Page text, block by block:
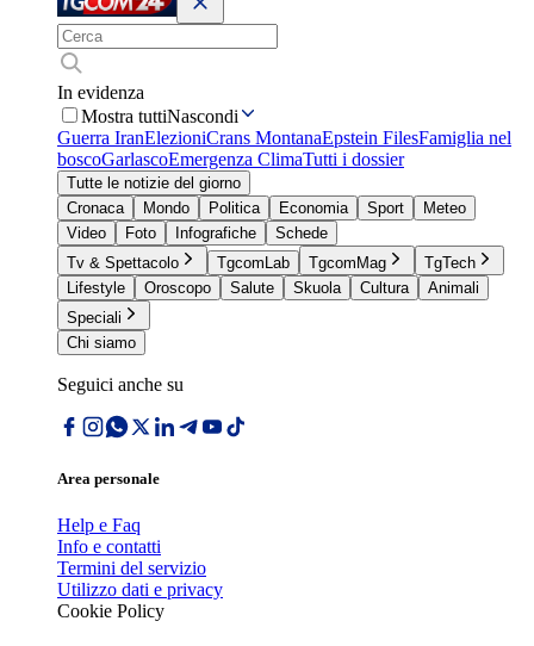
In evidenza
Mostra tuttiNascondi
Guerra IranElezioniCrans MontanaEpstein FilesFamiglia nel
boscoGarlascoEmergenza ClimaTutti i dossier
Tutte le notizie del giorno
Cronaca
Mondo Politica Economia Sport
Meteo
Video
Foto Infografiche
Schede
Tv & Spettacolo
TgcomLab TgcomMag
TgTech
Lifestyle
Oroscopo Salute Skuola Cultura
Animali
Speciali
Chi siamo
Seguici anche su
Area personale
Help e Faq
Info e contatti
Termini del servizio
Utilizzo dati e privacy
Cookie Policy